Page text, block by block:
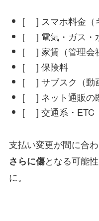
[ ] スマホ料金（
[ ] 電気・ガス・
[ ] 家賃（管理会
[ ] 保険料
[ ] サブスク（動
[ ] ネット通販の
[ ] 交通系・ETC
支払い変更が間に合わ
さらに傷となる可能
に。